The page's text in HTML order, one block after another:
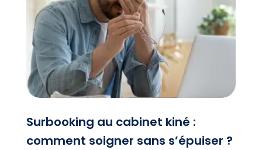
Surbooking au cabinet kiné :
comment soigner sans s’épuiser ?